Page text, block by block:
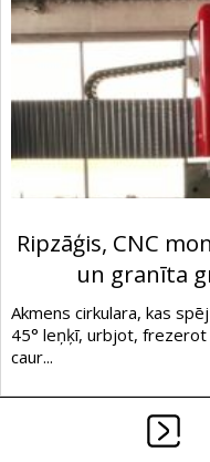
Ripzāģis, CNC
un granīta
Akmens cirkulara, kas
45° leņķī, urbjot,
caur...